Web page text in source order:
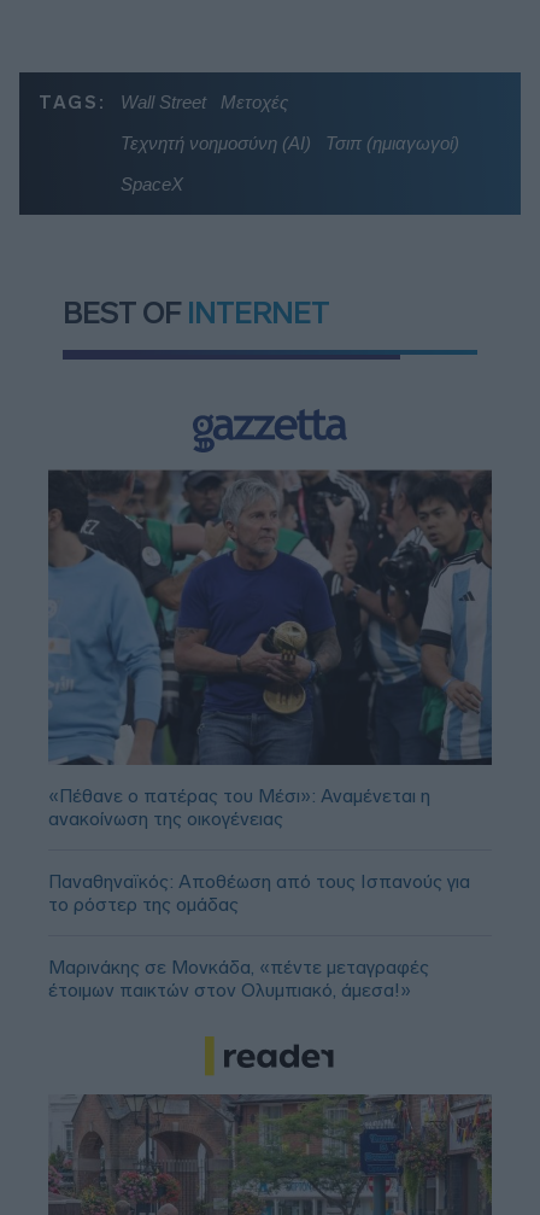
TAGS: Wall Street
Μετοχές
Τεχνητή νοημοσύνη (ΑΙ)
Τσιπ (ημιαγωγοί)
SpaceX
BEST OF INTERNET
«Πέθανε ο πατέρας του Μέσι»: Αναμένεται η
ανακοίνωση της οικογένειας
Παναθηναϊκός: Αποθέωση από τους Ισπανούς για
το ρόστερ της ομάδας
Μαρινάκης σε Μονκάδα, «πέντε μεταγραφές
έτοιμων παικτών στον Ολυμπιακό, άμεσα!»